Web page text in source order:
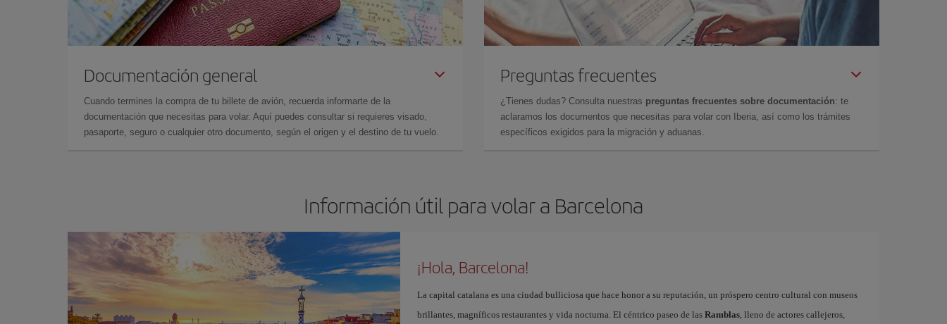
Documentación general
Cuando termines la compra de tu billete de avión, recuerda informarte de la
documentación que necesitas para volar. Aquí puedes consultar si requieres visado,
pasaporte, seguro o cualquier otro documento, según el origen y el destino de tu vuelo.
Preguntas frecuentes
¿Tienes dudas? Consulta nuestras preguntas frecuentes sobre documentación: te
aclaramos los documentos que necesitas para volar con Iberia, así como los trámites
específicos exigidos para la migración y aduanas.
Información útil para volar a Barcelona
¡Hola, Barcelona!
La capital catalana es una ciudad bulliciosa que hace honor a su reputación, un próspero centro cultural con museos
brillantes, magníficos restaurantes y vida nocturna. El céntrico paseo de las Ramblas, lleno de actores callejeros,